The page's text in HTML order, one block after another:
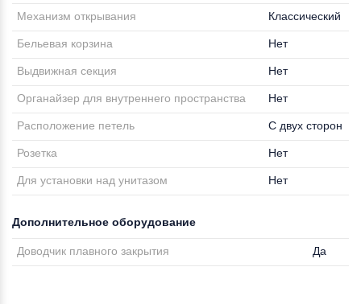
Механизм открывания Классический
Бельевая корзина Нет
Выдвижная секция Нет
Органайзер для внутреннего пространства Нет
Расположение петель С двух сторон
Розетка Нет
Для установки над унитазом Нет
Дополнительное оборудование
Доводчик плавного закрытия Да